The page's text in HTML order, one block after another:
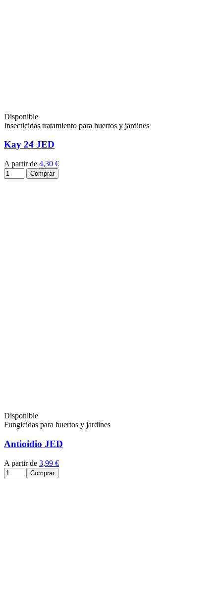
Disponible
Insecticidas tratamiento para huertos y jardines
Kay 24 JED
A partir de 4,30 €
Comprar
Disponible
Fungicidas para huertos y jardines
Antioidio JED
A partir de 3,99 €
Comprar